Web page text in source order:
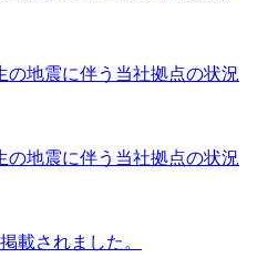
の地震に伴う当社拠点の状況
の地震に伴う当社拠点の状況
載されました。